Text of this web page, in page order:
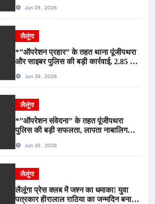
Jun 28 , 2026
लैलूंगा
*”ऑपरेशन प्रहार” के तहत थाना पूंजीपथरा
और साइबर पुलिस की बड़ी कार्रवाई, 2.85 टन
Jun 26 , 2026
लैलूंगा
*”ऑपरेशन संवेदना” के तहत पूंजीपथरा
पुलिस की बड़ी सफलता, लापता नाबालिग
आरोपी गिरफ्तार*
Jun 26 , 2026
लैलूंगा
लैलूंगा प्रेस क्लब में जश्न का धमाका! युवा
पत्रकार हीरालाल राठिया का जन्मदिन बना